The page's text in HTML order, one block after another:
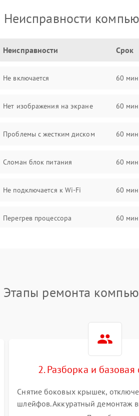
Неисправности
Неисправности Срок
Не включается 60 мин
Нет изображения на экране 60 мин
Проблемы с жестким диском 60 мин
Сломан блок питания 60 мин
Не подключается к Wi-Fi 60 мин
Перегрев процессора 60 мин
Ошибки в работе оперативной
Не распознается USB-порт 60 мин
Этапы ремонта
2. Разборка и базовая
Снятие боковых крышек,
шлейфов. Аккуратный демонтаж